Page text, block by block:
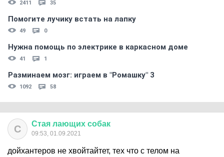
2411 35
Помогите лучику встать на лапку
49 0
Нужна помощь по электрике в каркасном доме
41 1
Разминаем мозг: играем в "Ромашку" 3
1092 58
С Стая лающих собак
09:53, 01.09.2021
дойхантеров не хвойтайтет, тех что с телом на